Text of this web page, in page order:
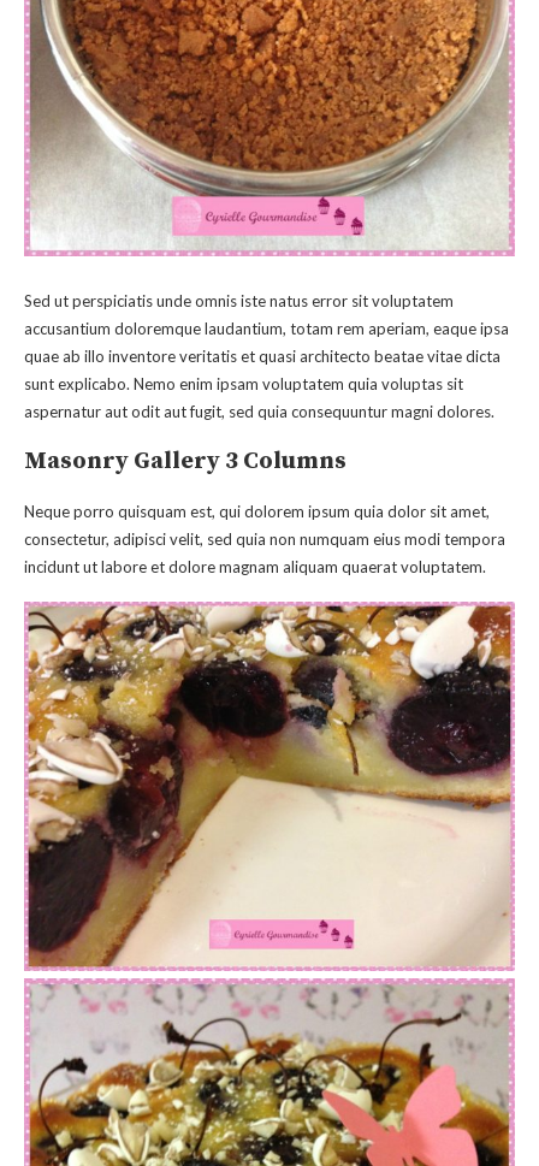
Sed ut perspiciatis unde omnis iste natus error sit voluptatem
accusantium doloremque laudantium, totam rem aperiam, eaque ipsa
quae ab illo inventore veritatis et quasi architecto beatae vitae dicta
sunt explicabo. Nemo enim ipsam voluptatem quia voluptas sit
aspernatur aut odit aut fugit, sed quia consequuntur magni dolores.
Masonry Gallery 3 Columns
Neque porro quisquam est, qui dolorem ipsum quia dolor sit amet,
consectetur, adipisci velit, sed quia non numquam eius modi tempora
incidunt ut labore et dolore magnam aliquam quaerat voluptatem.